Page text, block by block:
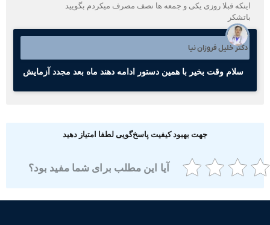
قبلا روزی یکی و جمعه ها نصف مصرف میکردم بگویید
دکتر خلیل فروزان نیا
سلام وقت بخیر با همین دستور ادامه دهند ماه بعد مجدد آزمایش
جهت بهبود کیفیت پاسخ‌گویی لطفا امتیاز دهید
آیا این مطلب برای شما مفید بود؟